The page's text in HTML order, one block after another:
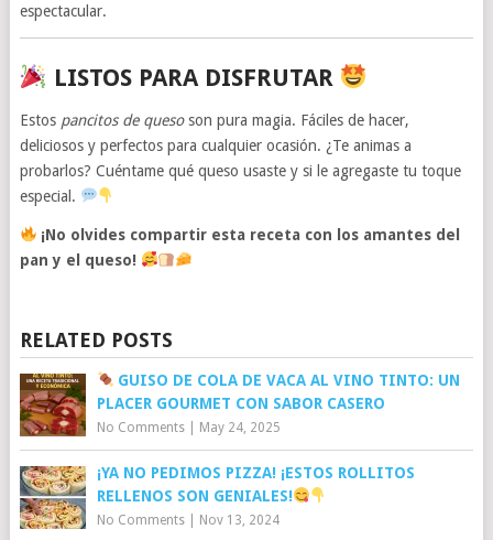
espectacular.
LISTOS PARA DISFRUTAR
Estos pancitos de quesoson pura magia. Fáciles de hacer,
deliciosos y perfectos para cualquier ocasión. ¿Te animas a
probarlos? Cuéntame qué queso usaste y si le agregaste tu toque
especial.
¡No olvides compartir esta receta con los amantes del
pan y el queso!
RELATED POSTS
GUISO DE COLA DE VACA AL VINO TINTO: UN
PLACER GOURMET CON SABOR CASERO
No Comments| May 24, 2025
¡YA NO PEDIMOS PIZZA! ¡ESTOS ROLLITOS
RELLENOS SON GENIALES!
No Comments| Nov 13, 2024